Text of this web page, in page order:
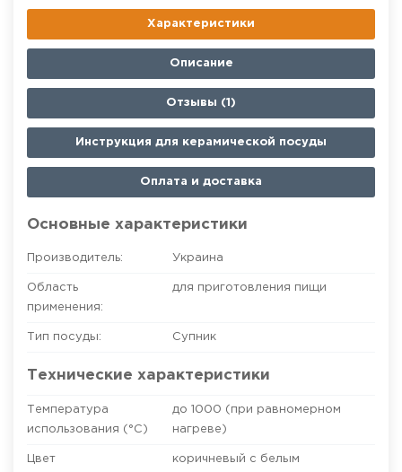
Характеристики
Описание
Отзывы (1)
Инструкция для керамической посуды
Оплата и доставка
Основные характеристики
Производитель: Украина
Область
применения:
для приготовления пищи
Тип посуды: Супник
Технические характеристики
Температура
использования (°C)
до 1000 (при равномерном
нагреве)
Цвет
коричневый с белым